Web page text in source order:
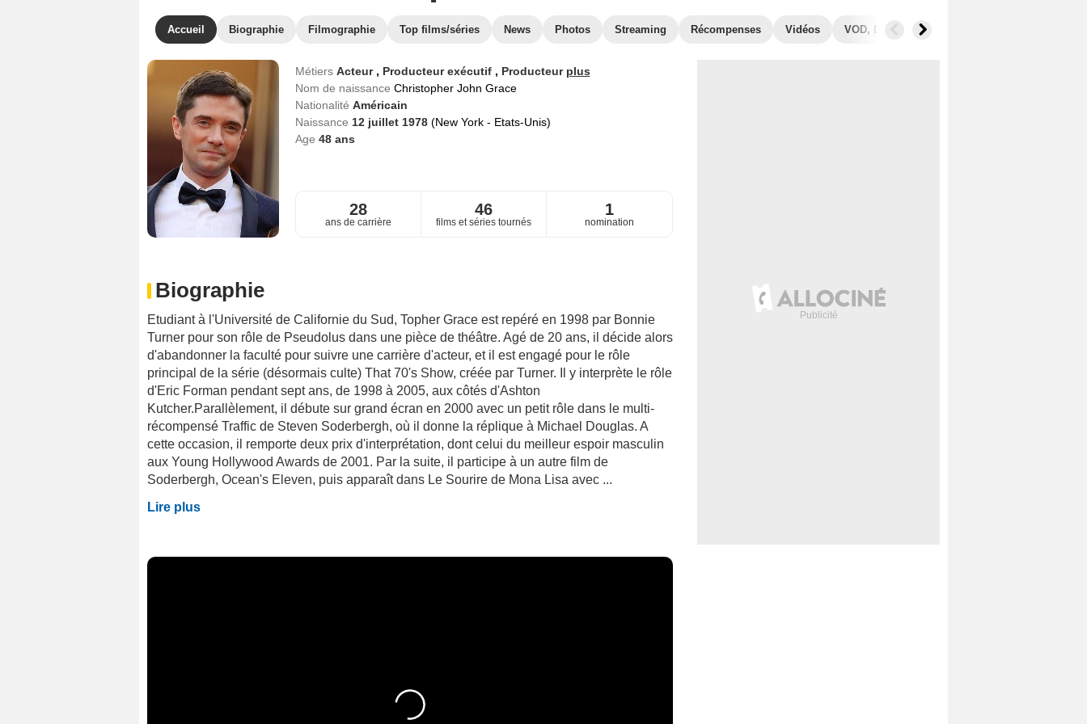
Accueil Biographie Filmographie Top films/séries News Photos Streaming Récompenses Vidéos VOD, DVD
Métiers Acteur , Producteur exécutif , Producteur plus
Nom de naissance Christopher John Grace
Nationalité Américain
Naissance 12 juillet 1978 (New York - Etats-Unis)
Age 48ans
28
ans de carrière
46
films et séries tournés
1
nomination
Biographie
Etudiant à l'Université de Californie du Sud, Topher Grace est repéré en 1998 par Bonnie
Turner pour son rôle de Pseudolus dans une pièce de théâtre. Agé de 20 ans, il décide alors
d'abandonner la faculté pour suivre une carrière d'acteur, et il est engagé pour le rôle
principal de la série (désormais culte) That 70's Show, créée par Turner. Il y interprète le rôle
d'Eric Forman pendant sept ans, de 1998 à 2005, aux côtés d'Ashton
Kutcher.Parallèlement, il débute sur grand écran en 2000 avec un petit rôle dans le multi-
récompensé Traffic de Steven Soderbergh, où il donne la réplique à Michael Douglas. A
cette occasion, il remporte deux prix d'interprétation, dont celui du meilleur espoir masculin
aux Young Hollywood Awards de 2001. Par la suite, il participe à un autre film de
Soderbergh, Ocean's Eleven, puis apparaît dans Le Sourire de Mona Lisa avec ...
Lire plus